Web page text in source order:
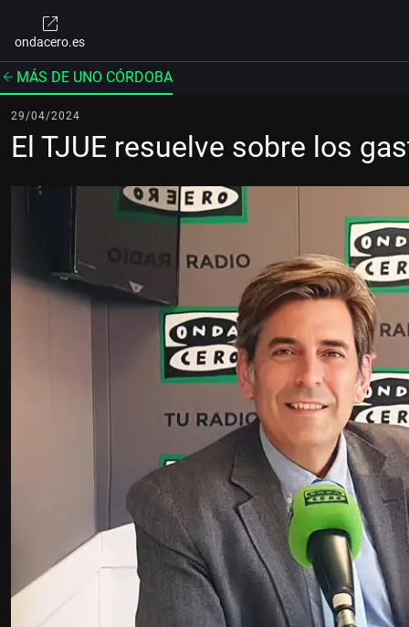
ondacero.es
MÁS DE UNO CÓRDOBA
29/04/2024
El TJUE resuelve sobre los